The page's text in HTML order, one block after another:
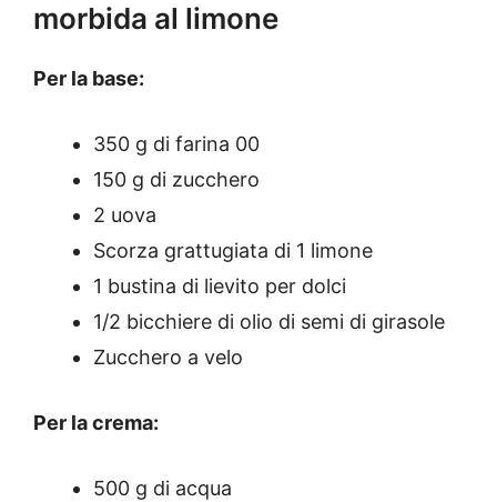
morbida al limone
Per la base:
350 g di farina 00
150 g di zucchero
2 uova
Scorza grattugiata di 1 limone
1 bustina di lievito per dolci
1/2 bicchiere di olio di semi di girasole
Zucchero a velo
Per la crema:
500 g di acqua